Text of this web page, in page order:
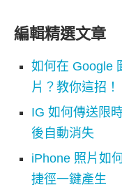
編輯精選文章
如何在 Google
片？教你這招！
IG 如何傳送限
後自動消失
iPhone 照片如
捷徑一鍵產生